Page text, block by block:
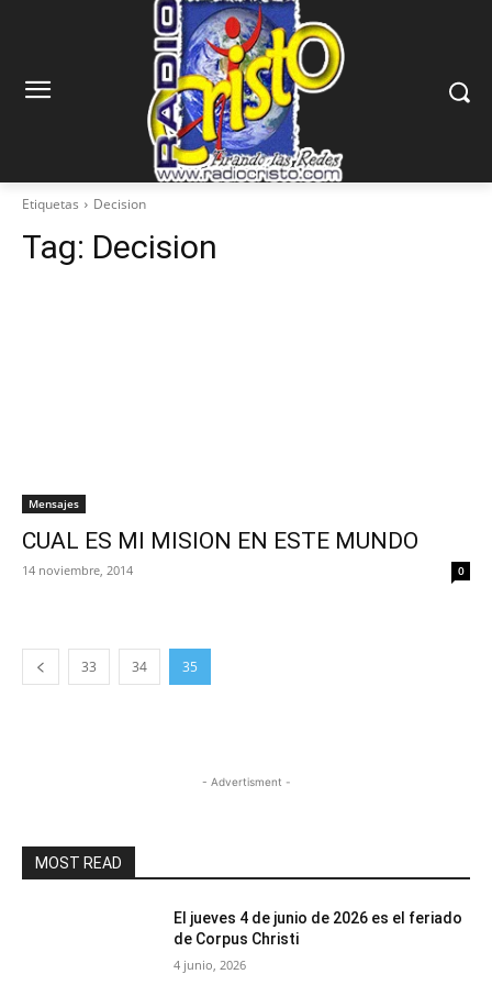
Etiquetas Decision
Tag: Decision
Mensajes
CUAL ES MI MISION EN ESTE MUNDO
14 noviembre, 2014 0
33 34 35
- Advertisment -
MOST READ
El jueves 4 de junio de 2026 es el feriado
de Corpus Christi
4 junio, 2026